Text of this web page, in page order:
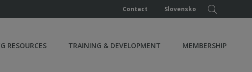
Contact Slovensko
RESOURCES TRAINING & DEVELOPMENT MEMBERSHIP